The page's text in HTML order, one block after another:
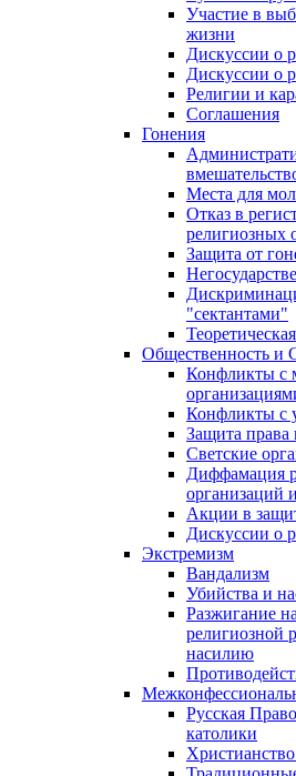
Участие в
жизни
Дискуссии о
Дискуссии о
Религии и
Соглашения
Гонения
Места для
Отказ в
религиозных
Защита от
"сектантами"
Общественность
Конфликты с
Конфликты с
Защита права
Светские
Диффамация
Акции в
Дискуссии о
Экстремизм
Вандализм
Убийства и
Разжигание
религиозной
насилию
Русская
католики